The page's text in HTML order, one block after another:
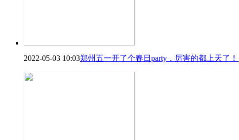
2022-05-03 10:03郑州五一开了个春日party，厉害的都上天了！